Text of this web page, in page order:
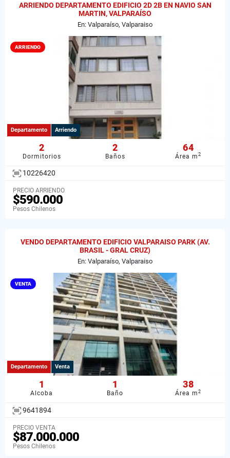
ARRIENDO DEPARTAMENTO EDIFICIO 2D 2B EN NAVIO SAN
MARTIN, VALPARAÍSO
En: Valparaíso, Valparaiso
ARRIENDO
Departamento Arriendo
2
Dormitorios
2
Baños
64
Área m2
10226420
PRECIO ARRIENDO
$590.000
Pesos Chilenos
VENDO DEPARTAMENTO EDIFICIO VALPARAISO PARK (AV.
BRASIL - GRAL CRUZ)
En: Valparaíso, Valparaiso
VENTA
Departamento Venta
1
Alcoba
1
Baño
38
Área m2
9641894
PRECIO VENTA
$87.000.000
Pesos Chilenos